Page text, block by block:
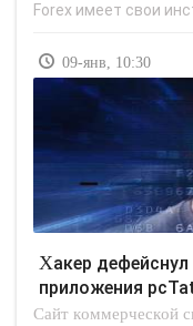
Forex имеет свои
09-янв, 10:30
Хакер дефейснул сайт сталкерского
приложения
Сайт коммерческой